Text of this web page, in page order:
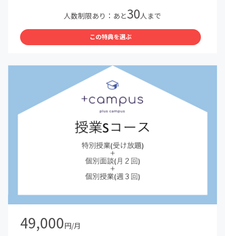
人数制限あり：あと30人まで
この特典を選ぶ
49,000円/月